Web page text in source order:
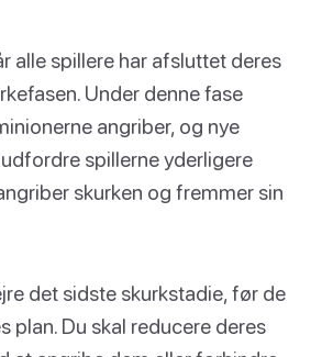
alle spillere har afsluttet deres
Under denne fase
angriber, og nye
spillerne yderligere
skurken og fremmer sin
det sidste skurkstadie, før de
plan. Du skal reducere deres